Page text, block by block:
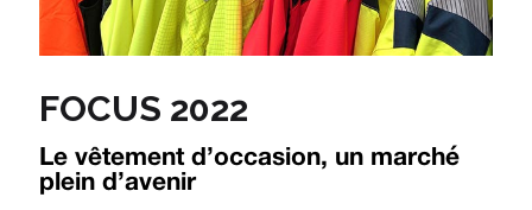
FOCUS 2022
Le vêtement d’occasion, un marché
plein d’avenir